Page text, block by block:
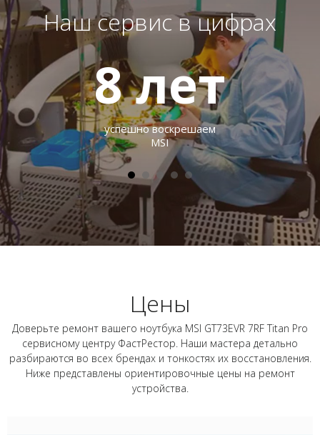
Наш сервис в цифрах
8лет
успешно воскрешаем
MSI
Цены
Доверьте ремонт вашего ноутбука MSI GT73EVR 7RF Titan Pro
сервисному центру ФастРестор. Наши мастера детально
разбираются во всех брендах и тонкостях их восстановления.
Ниже представлены ориентировочные цены на ремонт
устройства.